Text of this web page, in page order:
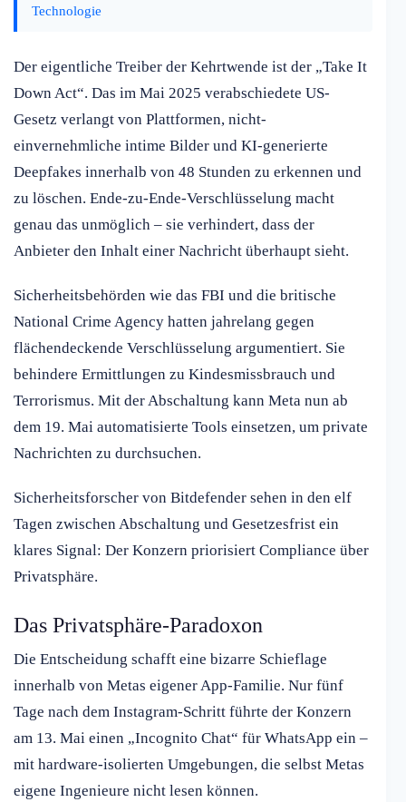
Technologie
Der eigentliche Treiber der Kehrtwende ist der „Take It
Down Act“. Das im Mai 2025 verabschiedete US-
Gesetz verlangt von Plattformen, nicht-
einvernehmliche intime Bilder und KI-generierte
Deepfakes innerhalb von 48 Stunden zu erkennen und
zu löschen. Ende-zu-Ende-Verschlüsselung macht
genau das unmöglich – sie verhindert, dass der
Anbieter den Inhalt einer Nachricht überhaupt sieht.
Sicherheitsbehörden wie das FBI und die britische
National Crime Agency hatten jahrelang gegen
flächendeckende Verschlüsselung argumentiert. Sie
behindere Ermittlungen zu Kindesmissbrauch und
Terrorismus. Mit der Abschaltung kann Meta nun ab
dem 19. Mai automatisierte Tools einsetzen, um private
Nachrichten zu durchsuchen.
Sicherheitsforscher von Bitdefender sehen in den elf
Tagen zwischen Abschaltung und Gesetzesfrist ein
klares Signal: Der Konzern priorisiert Compliance über
Privatsphäre.
Das Privatsphäre-Paradoxon
Die Entscheidung schafft eine bizarre Schieflage
innerhalb von Metas eigener App-Familie. Nur fünf
Tage nach dem Instagram-Schritt führte der Konzern
am 13. Mai einen „Incognito Chat“ für WhatsApp ein –
mit hardware-isolierten Umgebungen, die selbst Metas
eigene Ingenieure nicht lesen können.